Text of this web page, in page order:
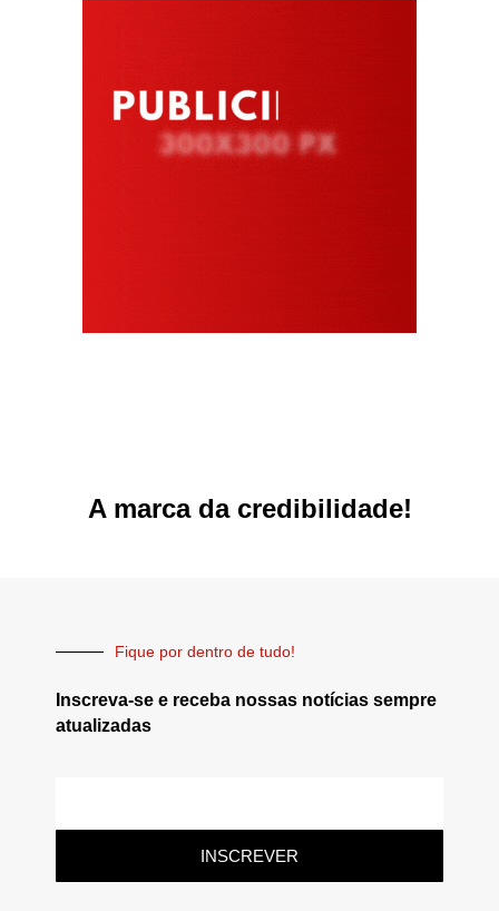
A marca da credibilidade!
Fique por dentro de tudo!
Inscreva-se e receba nossas notícias sempre
atualizadas
INSCREVER